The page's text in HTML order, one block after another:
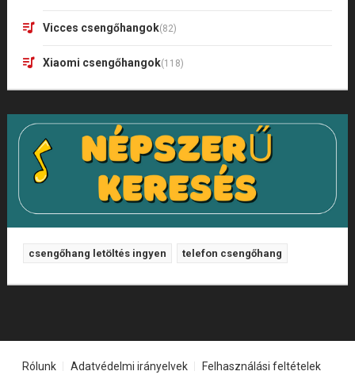
Vicces csengőhangok(82)
Xiaomi csengőhangok(118)
csengőhang letöltés ingyen telefon csengőhang
Rólunk Adatvédelmi irányelvek Felhasználási feltételek